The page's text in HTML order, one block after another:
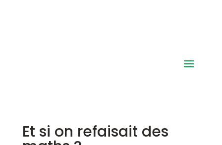
Et si on refaisait des